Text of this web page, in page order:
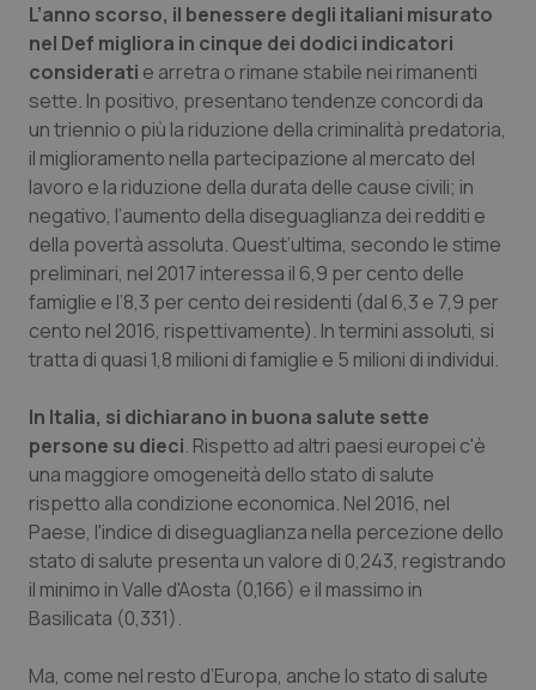
Quotidiano Pediatria
Rene & patologie urogenitali
Salute orale & impianti
Sangue & coagulazione
Tiroide
Tumore al seno
Tumore ovarico
Tumori del Polmone & Testa Collo
Tumori gastrointestinali
Ulcera & Reflusso
Vaccini
L’anno scorso, il benessere degli italiani misurato
nel Def migliora in cinque dei dodici indicatori
considerati e arretra o rimane stabile nei rimanenti
sette. In positivo, presentano tendenze concordi da
un triennio o più la riduzione della criminalità predatoria,
il miglioramento nella partecipazione al mercato del
lavoro e la riduzione della durata delle cause civili; in
negativo, l’aumento della diseguaglianza dei redditi e
della povertà assoluta. Quest’ultima, secondo le stime
preliminari, nel 2017 interessa il 6,9 per cento delle
famiglie e l’8,3 per cento dei residenti (dal 6,3 e 7,9 per
cento nel 2016, rispettivamente). In termini assoluti, si
tratta di quasi 1,8 milioni di famiglie e 5 milioni di individui.
In Italia, si dichiarano in buona salute sette
persone su dieci. Rispetto ad altri paesi europei c'è
una maggiore omogeneità dello stato di salute
rispetto alla condizione economica. Nel 2016, nel
Paese, l'indice di diseguaglianza nella percezione dello
stato di salute presenta un valore di 0,243, registrando
il minimo in Valle d'Aosta (0,166) e il massimo in
Basilicata (0,331).
Ma, come nel resto d’Europa, anche lo stato di salute